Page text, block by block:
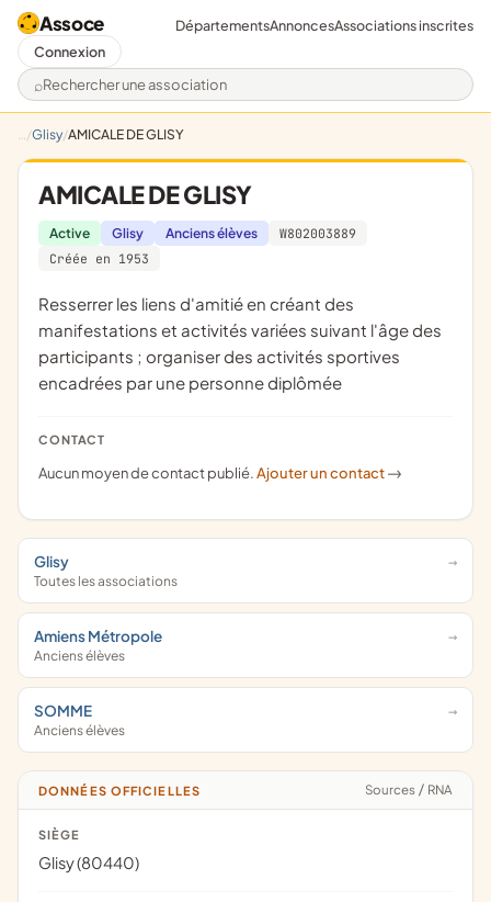
Assoce
Rechercher une association
DépartementsAnnoncesAssociations inscrites
Connexion
Glisy AMICALE DE GLISY
AMICALE DE GLISY
Active Glisy Anciens élèves
W802003889
Créée en 1953
resserrer les liens d'amitié en créant des
manifestations et activités variées suivant l'âge des
participants ; organiser des activités sportives
encadrées par une personne diplômée
CONTACT
Aucun moyen de contact publié.Ajouter un contact ->
Glisy
Toutes les associations
Amiens Métropole
Anciens élèves
SOMME
Anciens élèves
DONNÉES OFFICIELLES Sources / RNA
SIÈGE
Glisy (80440)